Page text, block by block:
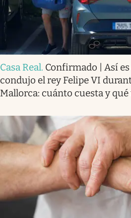
Casa Real. Confirmado | Así
condujo el rey Felipe VI
Mallorca: cuánto cuesta y